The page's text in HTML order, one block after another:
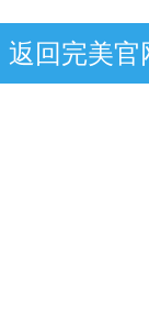
返回完美官